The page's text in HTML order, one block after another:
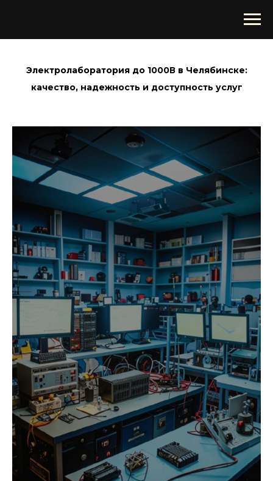
Электролаборатория до 1000В в Челябинске:
качество, надежность и доступность услуг